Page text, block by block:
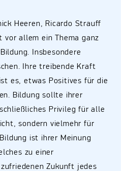
Heeren, Ricardo Strauff
vor allem ein Thema ganz
Bildung. Insbesondere
Ihre treibende Kraft
es, etwas Positives für die
Bildung sollte ihrer
Privileg für alle
sondern vielmehr für
ist ihrer Meinung
zu einer
Zukunft jedes